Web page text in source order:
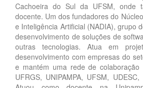
Cachoeira do Sul da UFSM, onde
docente. Um dos fundadores do
e Inteligência Artificial (NADIA), grupo
desenvolvimento de soluções de
outras tecnologias. Atua em
desenvolvimento com empresas do
e mantém uma rede de colaboração
UFRGS, UNIPAMPA, UFSM,